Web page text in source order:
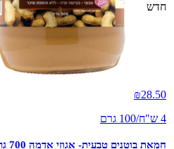
חדש
₪28.50
4 ש"ח/100 גרם
חמאת בוטנים טבעית- אגוזי אדמה 700 גרם